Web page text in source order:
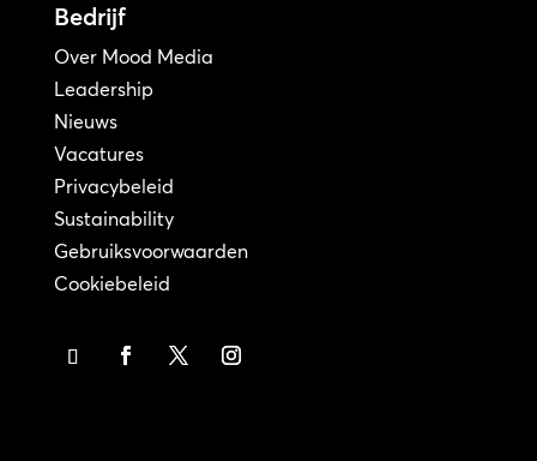
Bedrijf
Over Mood Media
Leadership
Nieuws
Vacatures
Privacybeleid
Sustainability
Gebruiksvoorwaarden
Cookiebeleid